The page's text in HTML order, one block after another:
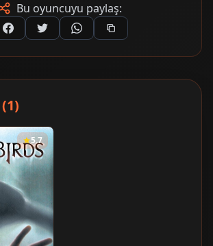
Bu oyuncuyu paylaş:
5.7